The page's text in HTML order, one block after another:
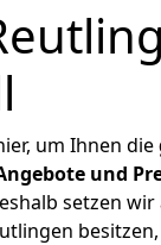
um Ihnen die
und
setzen